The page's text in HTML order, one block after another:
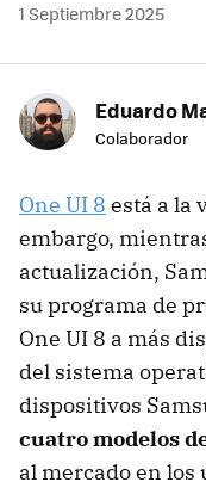
1 Septiembre 2025
Eduardo
Colaborador
One UI 8 está a la
embargo,
actualización,
su programa de
One UI 8 a más
del sistema
dispositivos
cuatro modelos
al mercado en los